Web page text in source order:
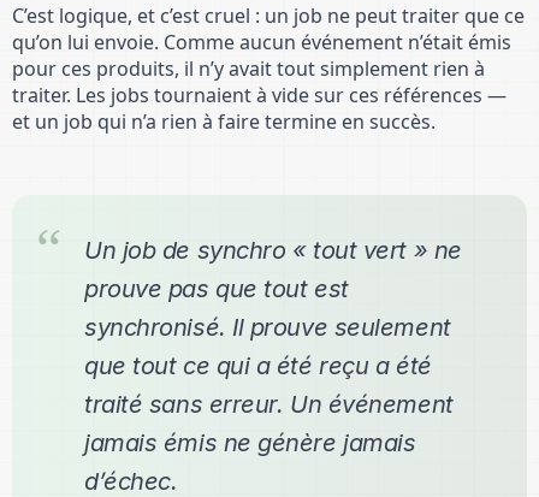
C’est logique, et c’est cruel : un job ne peut traiter que ce
qu’on lui envoie. Comme aucun événement n’était émis
pour ces produits, il n’y avait tout simplement rien à
traiter. Les jobs tournaient à vide sur ces références —
et un job qui n’a rien à faire termine en succès.
Un job de synchro « tout vert » ne
prouve pas que tout est
synchronisé. Il prouve seulement
que tout ce qui a été reçu a été
traité sans erreur. Un événement
jamais émis ne génère jamais
d’échec.